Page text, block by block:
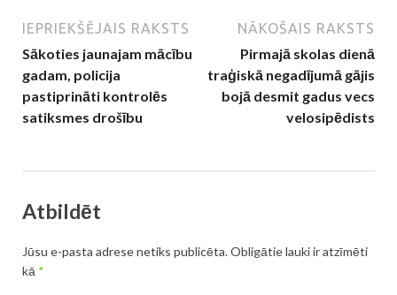
IEPRIEKŠĒJAIS RAKSTS
Sākoties jaunajam mācību
gadam, policija
pastiprināti kontrolēs
satiksmes drošību
NĀKOŠAIS RAKSTS
Pirmajā skolas dienā
traģiskā negadījumā gājis
bojā desmit gadus vecs
velosipēdists
Atbildēt
Jūsu e-pasta adrese netiks publicēta.Obligātie lauki ir atzīmēti
kā *